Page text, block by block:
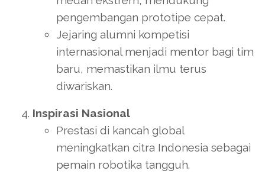
pengembangan prototipe cepat.
Jejaring alumni kompetisi
internasional menjadi mentor bagi tim
baru, memastikan ilmu terus
diwariskan.
Inspirasi Nasional
Prestasi di kancah global
meningkatkan citra Indonesia sebagai
pemain robotika tangguh.